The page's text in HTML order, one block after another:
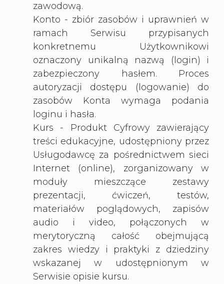
zawodową.
Konto - zbiór zasobów i uprawnień w
ramach Serwisu przypisanych
konkretnemu Użytkownikowi
oznaczony unikalną nazwą (login) i
zabezpieczony hasłem. Proces
autoryzacji dostępu (logowanie) do
zasobów Konta wymaga podania
loginu i hasła.
Kurs - Produkt Cyfrowy zawierający
treści edukacyjne, udostępniony przez
Usługodawcę za pośrednictwem sieci
Internet (online), zorganizowany w
moduły mieszczące zestawy
prezentacji, ćwiczeń, testów,
materiałów poglądowych, zapisów
audio i video, połączonych w
merytoryczną całość obejmującą
zakres wiedzy i praktyki z dziedziny
wskazanej w udostępnionym w
Serwisie opisie kursu.